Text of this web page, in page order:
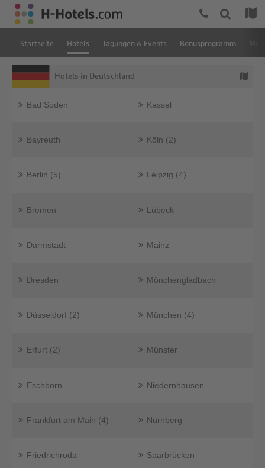
Startseite Hotels Tagungen & Events Bonusprogramm
Hotels in Deutschland
Bad Soden
Bayreuth
Berlin (5)
Bremen
Darmstadt
Dresden
Düsseldorf (2)
Erfurt (2)
Eschborn
Frankfurt am Main (4)
Friedrichroda
Kassel
Köln (2)
Leipzig (4)
Lübeck
Mainz
Mönchengladbach
München (4)
Münster
Niedernhausen
Nürnberg
Saarbrücken